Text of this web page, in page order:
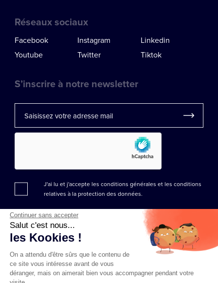
Réseaux sociaux
Facebook Instagram
Linkedin
Youtube
Twitter Tiktok
S’inscrire à notre newsletter
J'ai lu et j'accepte les conditions générales et les conditions
relatives à la protection des données.
Continuer sans accepter
Salut c'est nous...
les Kookies !
On a attendu d'être sûrs que le contenu de
ce site vous intéresse avant de vous
déranger, mais on aimerait bien vous accompagner pendant votre